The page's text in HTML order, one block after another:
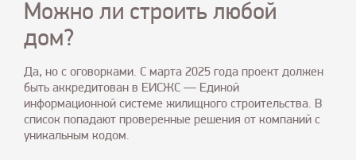
Можно ли строить любой
дом?
Да, но с оговорками. С марта 2025 года проект должен
быть аккредитован в ЕИСЖС — Единой
информационной системе жилищного строительства. В
список попадают проверенные решения от компаний с
уникальным кодом.